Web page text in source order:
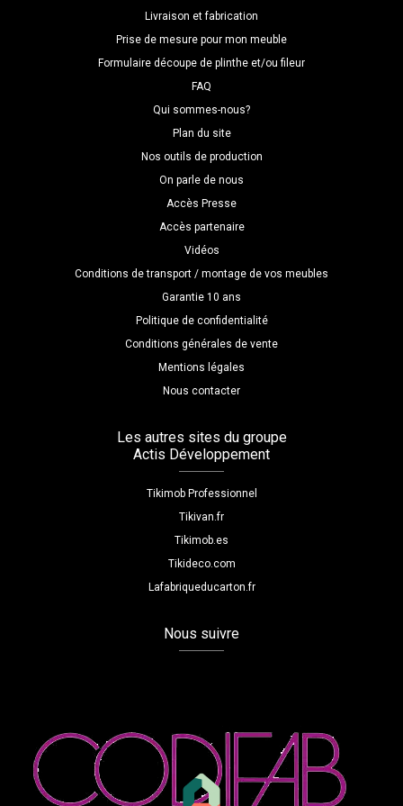
Livraison et fabrication
Prise de mesure pour mon meuble
Formulaire découpe de plinthe et/ou fileur
FAQ
Qui sommes-nous?
Plan du site
Nos outils de production
On parle de nous
Accès Presse
Accès partenaire
Vidéos
Conditions de transport / montage de vos meubles
Garantie 10 ans
Politique de confidentialité
Conditions générales de vente
Mentions légales
Nous contacter
Les autres sites du groupe
Actis Développement
Tikimob Professionnel
Tikivan.fr
Tikimob.es
Tikideco.com
Lafabriqueducarton.fr
Nous suivre